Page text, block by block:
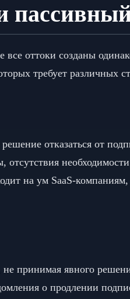
оттоки созданы
требует различных
отказаться от
отсутствия
на ум SaaS-
принимая явного
о продлении